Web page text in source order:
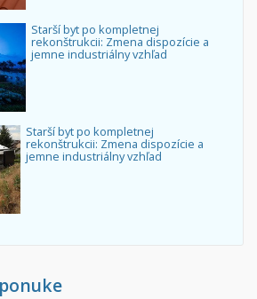
Starší byt po kompletnej
rekonštrukcii: Zmena dispozície a
jemne industriálny vzhľad
Starší byt po kompletnej
rekonštrukcii: Zmena dispozície a
jemne industriálny vzhľad